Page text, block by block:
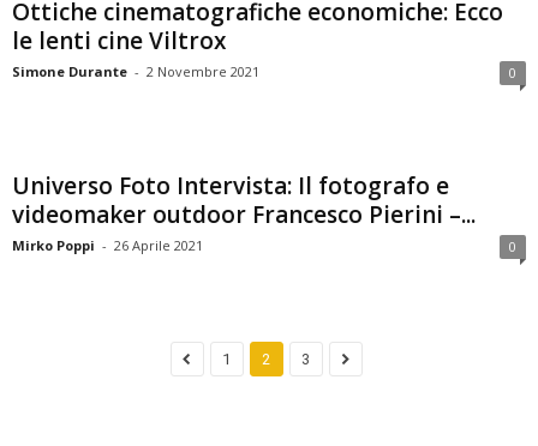
Ottiche cinematografiche economiche: Ecco
le lenti cine Viltrox
Simone Durante - 2 Novembre 2021 0
Universo Foto Intervista: Il fotografo e
videomaker outdoor Francesco Pierini –...
Mirko Poppi - 26 Aprile 2021 0
1 2 3